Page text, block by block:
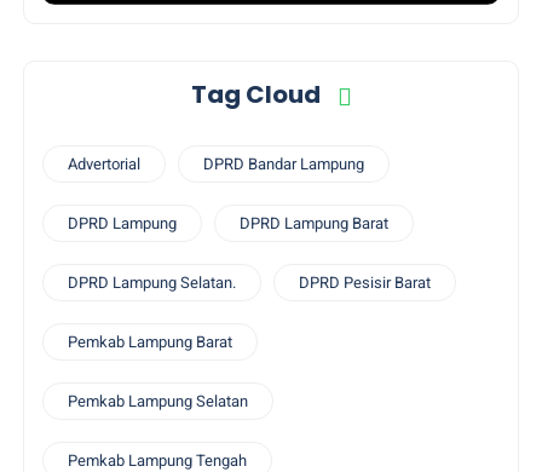
Tag Cloud
Advertorial DPRD Bandar Lampung
DPRD Lampung DPRD Lampung Barat
DPRD Lampung Selatan. DPRD Pesisir Barat
Pemkab Lampung Barat
Pemkab Lampung Selatan
Pemkab Lampung Tengah